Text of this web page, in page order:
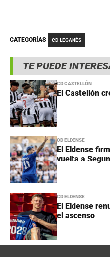
TE PUEDE
CD CASTELLÓN
El Castellón
CD ELDENSE
El Eldense
vuelta a
CD ELDENSE
El Eldense
el ascenso
CATEGORÍAS CD LEGANÉS